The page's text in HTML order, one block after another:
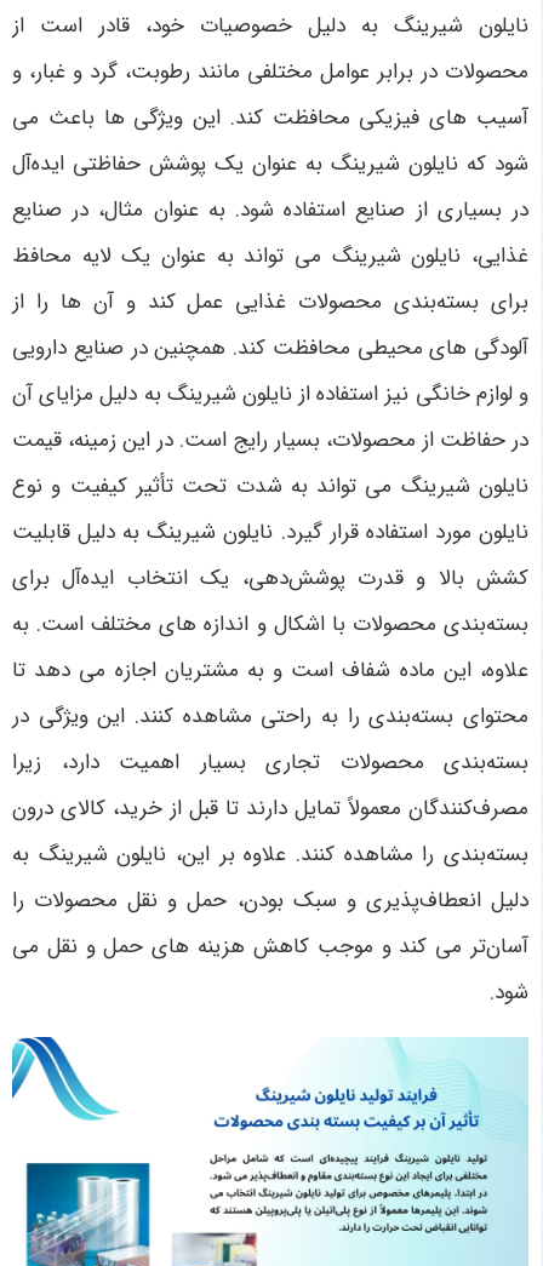
نایلون شیرینگ به دلیل خصوصیات خود، قادر است از
محصولات در برابر عوامل مختلفی مانند رطوبت، گرد و غبار، و
آسیب های فیزیکی محافظت کند. این ویژگی ها باعث می
شود که نایلون شیرینگ به عنوان یک پوشش حفاظتی ایده‌آل
در بسیاری از صنایع استفاده شود. به عنوان مثال، در صنایع
غذایی، نایلون شیرینگ می تواند به عنوان یک لایه محافظ
برای بسته‌بندی محصولات غذایی عمل کند و آن ها را از
آلودگی های محیطی محافظت کند. همچنین در صنایع دارویی
و لوازم خانگی نیز استفاده از نایلون شیرینگ به دلیل مزایای آن
در حفاظت از محصولات، بسیار رایج است. در این زمینه، قیمت
نایلون شیرینگ می تواند به شدت تحت تأثیر کیفیت و نوع
نایلون مورد استفاده قرار گیرد. نایلون شیرینگ به دلیل قابلیت
کشش بالا و قدرت پوشش‌دهی، یک انتخاب ایده‌آل برای
بسته‌بندی محصولات با اشکال و اندازه های مختلف است. به
علاوه، این ماده شفاف است و به مشتریان اجازه می دهد تا
محتوای بسته‌بندی را به راحتی مشاهده کنند. این ویژگی در
بسته‌بندی محصولات تجاری بسیار اهمیت دارد، زیرا
مصرف‌کنندگان معمولاً تمایل دارند تا قبل از خرید، کالای درون
بسته‌بندی را مشاهده کنند. علاوه بر این، نایلون شیرینگ به
دلیل انعطاف‌پذیری و سبک بودن، حمل و نقل محصولات را
آسان‌تر می کند و موجب کاهش هزینه های حمل و نقل می
شود.